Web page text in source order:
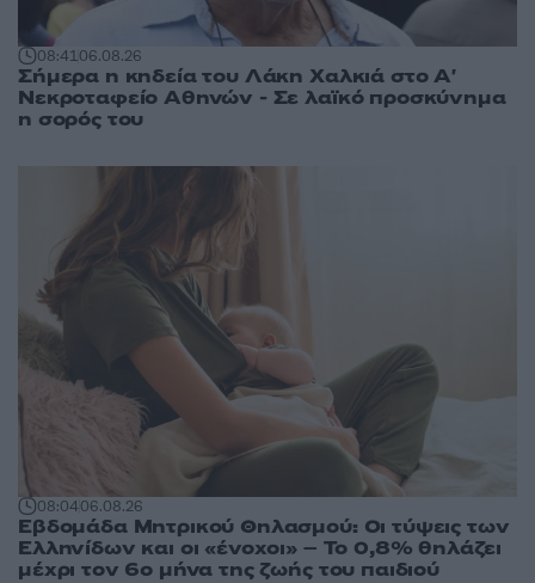
08:4106.08.26
Σήμερα η κηδεία του Λάκη Χαλκιά στο Α'
Νεκροταφείο Αθηνών - Σε λαϊκό προσκύνημα
η σορός του
08:0406.08.26
Εβδομάδα Μητρικού Θηλασμού: Οι τύψεις των
Ελληνίδων και οι «ένοχοι» – Το 0,8% θηλάζει
μέχρι τον 6ο μήνα της ζωής του παιδιού